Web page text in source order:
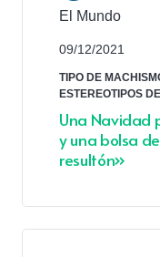
El Mundo
09/12/2021
TIPO DE
ESTEREOTIPOS
Una Navidad
y una bolsa
resultón»